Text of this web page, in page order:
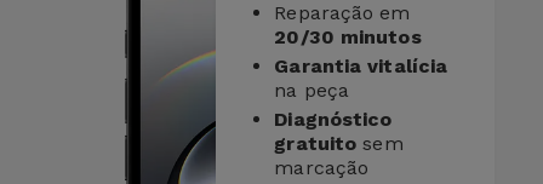
Reparação em
20/30 minutos
Garantia vitalícia
na peça
Diagnóstico
gratuito sem
marcação